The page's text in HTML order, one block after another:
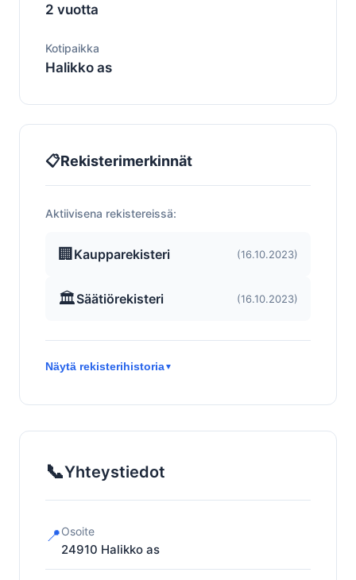
2 vuotta
Kotipaikka
Halikko as
📋Rekisterimerkinnät
Aktiivisena rekistereissä:
🏢 Kaupparekisteri (16.10.2023)
🏛️Säätiörekisteri (16.10.2023)
Näytä rekisterihistoria▼
📞Yhteystiedot
📍Osoite
24910 Halikko as